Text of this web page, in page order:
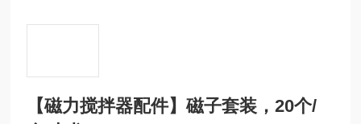
【磁力搅拌器配件】磁子套装，20个/